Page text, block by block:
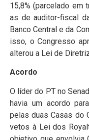
15,8% (parcelado em
as de auditor-fiscal
Banco Central e da
isso, o Congresso
alterou a Lei de
Acordo
O líder do PT no
havia um acordo
pelas duas Casas do
vetos à Lei dos